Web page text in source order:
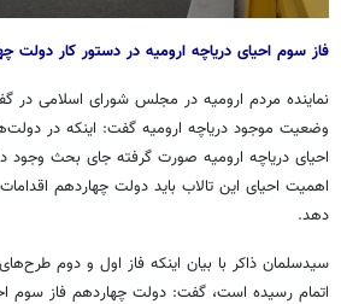
فاز سوم احیای دریاچه ارومیه در دستور کار دولت
نماینده مردم ارومیه در مجلس شورای اسلامی در
وضعیت موجود دریاچه ارومیه گفت: اینکه در
احیای دریاچه ارومیه صورت گرفته جای بحث وجود
اهمیت احیای این تالاب باید دولت چهاردهم
دهد.
سیدسلمان ذاکر با بیان اینکه فاز اول و دوم
اتمام رسیده است، گفت: دولت چهاردهم فاز سوم